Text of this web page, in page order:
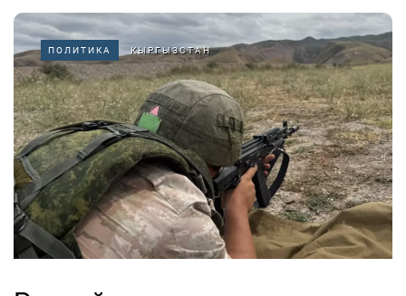
ПОЛИТИКА КЫРГЫЗСТАН